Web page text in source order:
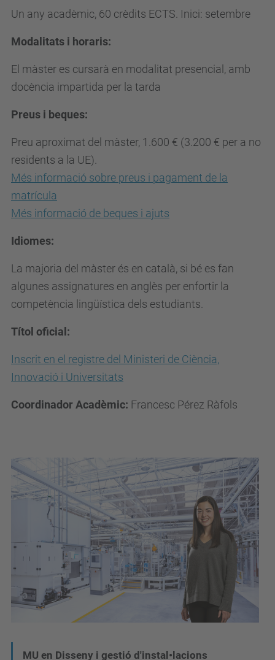
Un any acadèmic, 60 crèdits ECTS. Inici: setembre
Modalitats i horaris:
El màster es cursarà en modalitat presencial, amb
docència impartida per la tarda
Preus i beques:
Preu aproximat del màster, 1.600 € (3.200 € per a no
residents a la UE).
Més informació sobre preus i pagament de la
matrícula
Més informació de beques i ajuts
Idiomes:
La majoria del màster és en català, si bé es fan
algunes assignatures en anglès per enfortir la
competència lingüística dels estudiants.
Títol oficial:
Inscrit en el registre del Ministeri de Ciència,
Innovació i Universitats
Coordinador Acadèmic: Francesc Pérez Ràfols
MU en Disseny i gestió d'instal•lacions